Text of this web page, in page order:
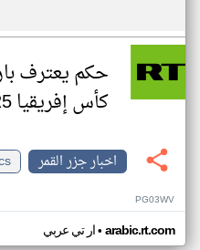
حكم يعترف
كأس إفريقيا 2025
اخبار جزر القمر
PG03WV
ار تي عربي• arabic.rt.com